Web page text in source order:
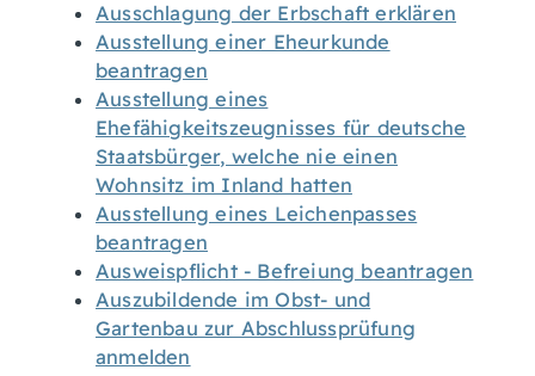
Ausschlagung der Erbschaft erklären
Ausstellung einer Eheurkunde
beantragen
Ausstellung eines
Ehefähigkeitszeugnisses für deutsche
Staatsbürger, welche nie einen
Wohnsitz im Inland hatten
Ausstellung eines Leichenpasses
beantragen
Ausweispflicht - Befreiung beantragen
Auszubildende im Obst- und
Gartenbau zur Abschlussprüfung
anmelden